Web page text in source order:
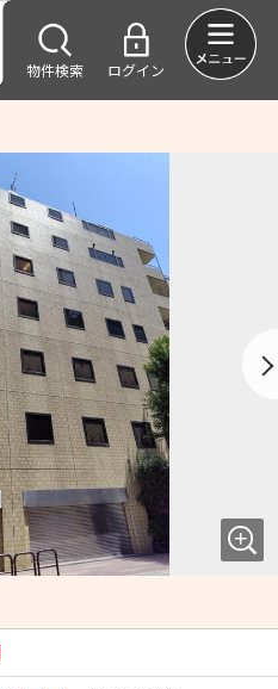
物件検索 ログイン